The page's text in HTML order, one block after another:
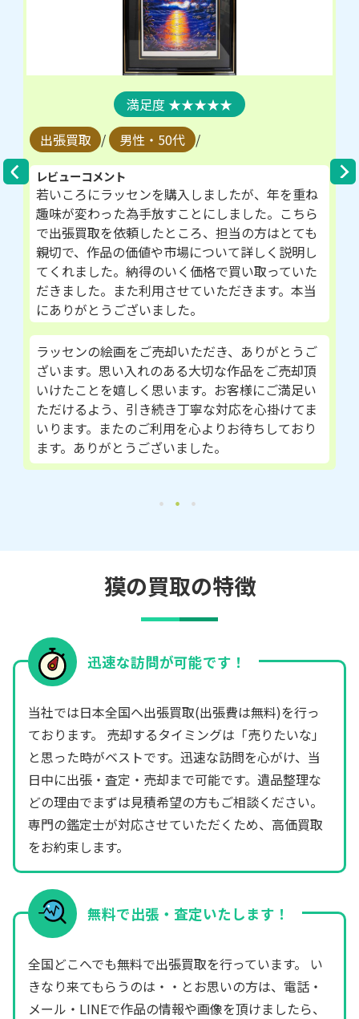
★★★★★
出張買取 / 男性・50代 /
レビューコメント
若いころにラッセンを購入しましたが、年を重ね
趣味が変わった為手放すことにしました。こちら
で出張買取を依頼したところ、担当の方はとても
親切で、作品の価値や市場について詳しく説明し
てくれました。納得のいく価格で買い取っていた
だきました。また利用させていただきます。本当
にありがとうございました。
ラッセンの絵画をご売却いただき、ありがとうご
ざいます。思い入れのある大切な作品をご売却頂
いけたことを嬉しく思います。お客様にご満足い
ただけるよう、引き続き丁寧な対応を心掛けてま
いります。またのご利用を心よりお待ちしており
ます。ありがとうございました。
獏の買取の特徴
迅速な訪問が可能です！
当社では日本全国へ出張買取(出張費は無料)を行っ
ております。 売却するタイミングは「売りたいな」
と思った時がベストです。迅速な訪問を心がけ、当
日中に出張・査定・売却まで可能です。遺品整理な
どの理由でまずは見積希望の方もご相談ください。
専門の鑑定士が対応させていただくため、高価買取
をお約束します。
無料で出張・査定いたします！
全国どこへでも無料で出張買取を行っています。 い
きなり来てもらうのは・・とお思いの方は、電話・
メール・LINEで作品の情報や画像を頂けましたら、